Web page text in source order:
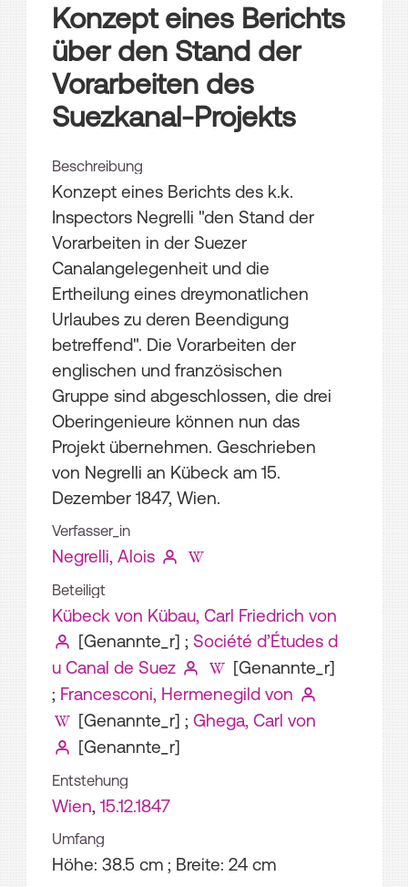
Konzept eines Berichts
über den Stand der
Vorarbeiten des
Suezkanal-Projekts
Beschreibung
Konzept eines Berichts des k.k.
Inspectors Negrelli "den Stand der
Vorarbeiten in der Suezer
Canalangelegenheit und die
Ertheilung eines dreymonatlichen
Urlaubes zu deren Beendigung
betreffend". Die Vorarbeiten der
englischen und französischen
Gruppe sind abgeschlossen, die drei
Oberingenieure können nun das
Projekt übernehmen. Geschrieben
von Negrelli an Kübeck am 15.
Dezember 1847, Wien.
Verfasser_in
Negrelli, Alois
Beteiligt
Kübeck von Kübau, Carl Friedrich von
[Genannte_r] ; Société d’Études d
u Canal de Suez
[Genannte_r]
; Francesconi, Hermenegild von
[Genannte_r] ; Ghega, Carl von
[Genannte_r]
Entstehung
Wien, 15.12.1847
Umfang
Höhe: 38.5 cm ; Breite: 24 cm